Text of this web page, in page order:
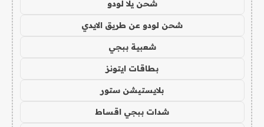
شحن يلا لودو
شحن لودو عن طريق الايدي
شعبية ببجي
بطاقات ايتونز
بلايستيشن ستور
شدات ببجي اقساط